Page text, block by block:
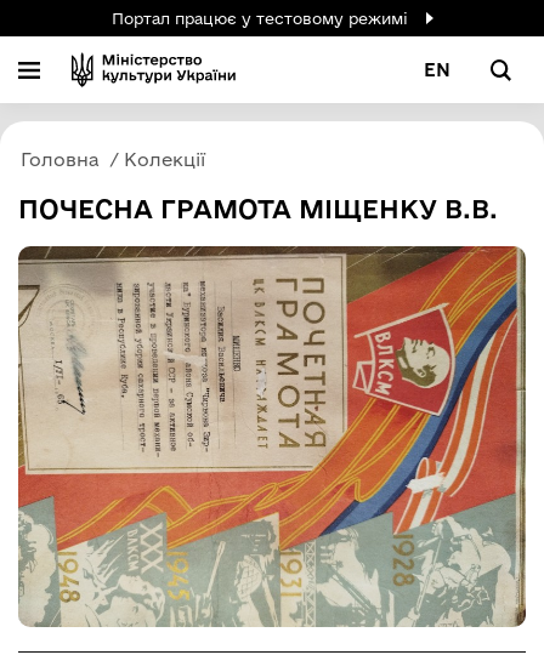
Портал працює у тестовому режимі
EN
Головна Колекції
ПОЧЕСНА ГРАМОТА МІЩЕНКУ В.В.